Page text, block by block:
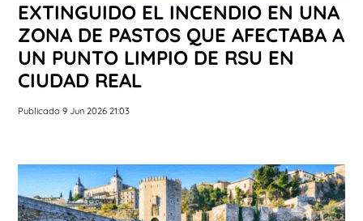
EXTINGUIDO EL INCENDIO EN UNA
ZONA DE PASTOS QUE AFECTABA A
UN PUNTO LIMPIO DE RSU EN
CIUDAD REAL
Publicado 9 Jun 2026 21:03